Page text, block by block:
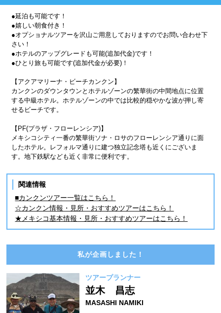
●延泊も可能です！
●嬉しい朝食付き！
●オプショナルツアーを沢山ご用意しておりますのでお問い合わせ下
さい！
●ホテルのアップグレードも可能(追加代金)です！
●ひとり旅も可能です(追加代金が必要)！
【アクアマリーナ・ビーチカンクン】
カンクンのダウンタウンとホテルゾーンの繁華街の中間地点に位置
する中級ホテル。ホテルゾーンの中では比較的穏やかな波が押し寄
せるビーチです。
【PF(プラザ・フローレンシア)】
メキシコシティ一番の繁華街ソナ・ロサのフローレンシア通りに面
したホテル。レフォルマ通りに建つ独立記念塔も近くにございま
す。地下鉄駅なども近く非常に便利です。
関連情報
■カンクンツアー一覧はこちら！
☆カンクン情報・見所・おすすめツアーはこちら！
★メキシコ基本情報・見所・おすすめツアーはこちら！
私が企画しました！
ツアープランナー
並木 昌志
MASASHI NAMIKI